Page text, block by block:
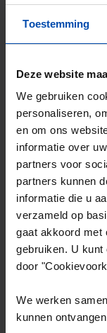
Toestemming
Deze website
We gebruiken
personaliseren,
en om ons
informatie over
partners voor
partners kunnen
informatie die u
verzameld op
gaat akkoord met
gebruiken. U
door
We werken
kunnen
Rent.nl ben je
1 maand, 1
Gevonden op: